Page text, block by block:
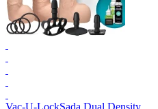
Vac-U-LockSada Dual Density